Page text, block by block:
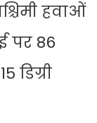
हवाओं
पर 86
डिग्री